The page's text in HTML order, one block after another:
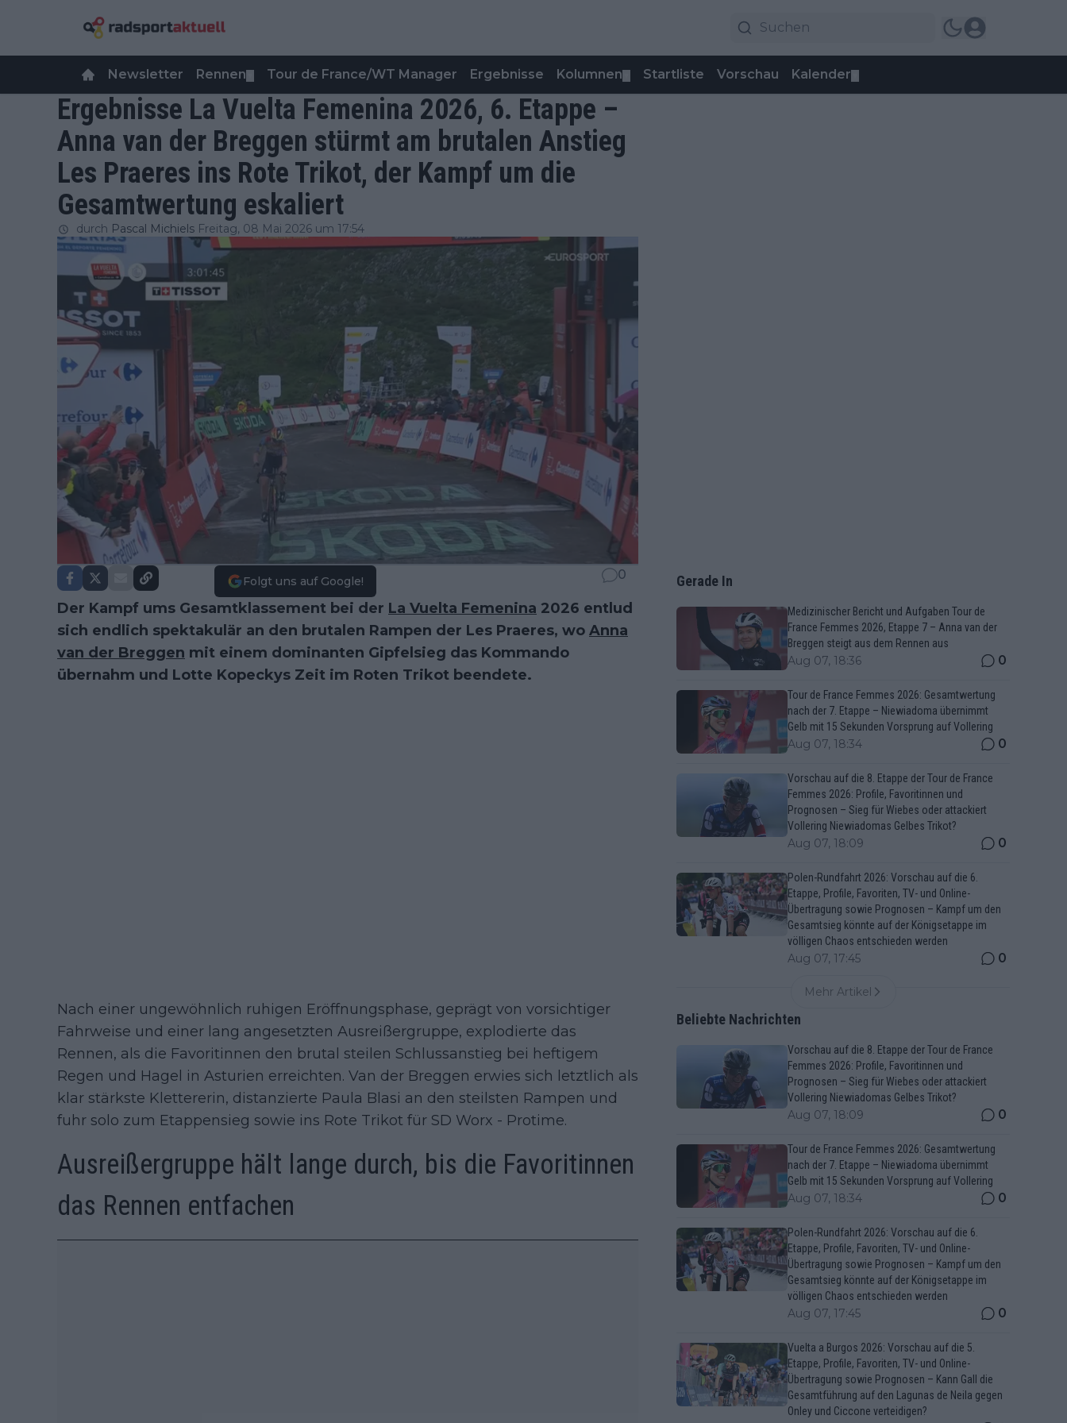
Newsletter Rennen Tour de France/WT Manager Ergebnisse Kolumnen Startliste Vorschau Kalender
Ergebnisse La Vuelta Femenina 2026, 6. Etappe –
Anna van der Breggen stürmt am brutalen Anstieg
Les Praeres ins Rote Trikot, der Kampf um die
Gesamtwertung eskaliert
durch Pascal Michiels Freitag, 08 Mai 2026 um 17:54
Folgt uns auf Google! 0
Der Kampf ums Gesamtklassement bei der La Vuelta Femenina 2026 entlud
sich endlich spektakulär an den brutalen Rampen der Les Praeres, wo Anna
van der Breggen mit einem dominanten Gipfelsieg das Kommando
übernahm und Lotte Kopeckys Zeit im Roten Trikot beendete.
Nach einer ungewöhnlich ruhigen Eröffnungsphase, geprägt von vorsichtiger
Fahrweise und einer lang angesetzten Ausreißergruppe, explodierte das
Rennen, als die Favoritinnen den brutal steilen Schlussanstieg bei heftigem
Regen und Hagel in Asturien erreichten. Van der Breggen erwies sich letztlich als
klar stärkste Klettererin, distanzierte Paula Blasi an den steilsten Rampen und
fuhr solo zum Etappensieg sowie ins Rote Trikot für SD Worx - Protime.
Ausreißergruppe hält lange durch, bis die Favoritinnen
das Rennen entfachen
Gerade In
Medizinischer Bericht und Aufgaben Tour de
France Femmes 2026, Etappe 7 – Anna van der
Breggen steigt aus dem Rennen aus
Aug 07, 18:36 0
Tour de France Femmes 2026: Gesamtwertung
nach der 7. Etappe – Niewiadoma übernimmt
Gelb mit 15 Sekunden Vorsprung auf Vollering
Aug 07, 18:34 0
Vorschau auf die 8. Etappe der Tour de France
Femmes 2026: Profile, Favoritinnen und
Prognosen – Sieg für Wiebes oder attackiert
Vollering Niewiadomas Gelbes Trikot?
Aug 07, 18:09 0
Polen-Rundfahrt 2026: Vorschau auf die 6.
Etappe, Profile, Favoriten, TV- und Online-
Übertragung sowie Prognosen – Kampf um den
Gesamtsieg könnte auf der Königsetappe im
völligen Chaos entschieden werden
Aug 07, 17:45 0
Mehr Artikel
Beliebte Nachrichten
Vorschau auf die 8. Etappe der Tour de France
Femmes 2026: Profile, Favoritinnen und
Prognosen – Sieg für Wiebes oder attackiert
Vollering Niewiadomas Gelbes Trikot?
Aug 07, 18:09 0
Tour de France Femmes 2026: Gesamtwertung
nach der 7. Etappe – Niewiadoma übernimmt
Gelb mit 15 Sekunden Vorsprung auf Vollering
Aug 07, 18:34 0
Polen-Rundfahrt 2026: Vorschau auf die 6.
Etappe, Profile, Favoriten, TV- und Online-
Übertragung sowie Prognosen – Kampf um den
Gesamtsieg könnte auf der Königsetappe im
völligen Chaos entschieden werden
Aug 07, 17:45 0
Vuelta a Burgos 2026: Vorschau auf die 5.
Etappe, Profile, Favoriten, TV- und Online-
Übertragung sowie Prognosen – Kann Gall die
Gesamtführung auf den Lagunas de Neila gegen
Onley und Ciccone verteidigen?